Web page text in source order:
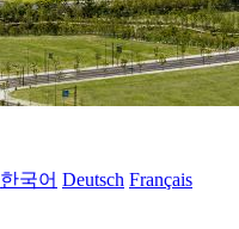
한국어 Deutsch Français